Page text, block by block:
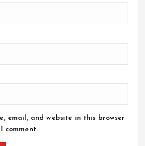
email, and website in this browser
comment.